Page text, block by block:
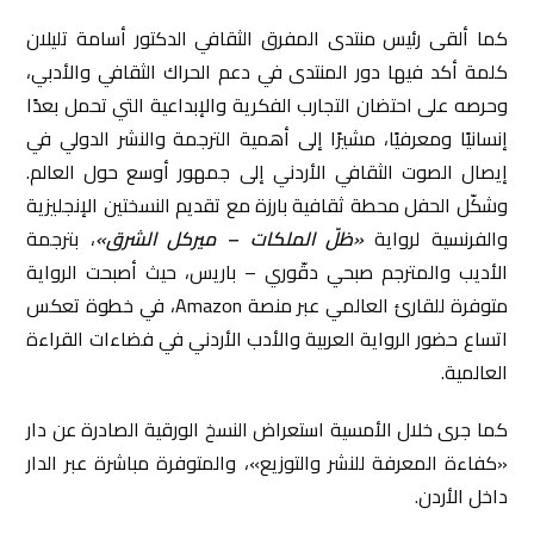
كما ألقى رئيس منتدى المفرق الثقافي الدكتور أسامة تليلان
كلمة أكد فيها دور المنتدى في دعم الحراك الثقافي والأدبي،
وحرصه على احتضان التجارب الفكرية والإبداعية التي تحمل بعدًا
إنسانيًا ومعرفيًا، مشيرًا إلى أهمية الترجمة والنشر الدولي في
إيصال الصوت الثقافي الأردني إلى جمهور أوسع حول العالم.
وشكّل الحفل محطة ثقافية بارزة مع تقديم النسختين الإنجليزية
والفرنسية لرواية«ظلّ الملكات – ميركل الشرق»، بترجمة
الأديب والمترجم صبحي دقّوري – باريس، حيث أصبحت الرواية
متوفرة للقارئ العالمي عبر منصة Amazon، في خطوة تعكس
اتساع حضور الرواية العربية والأدب الأردني في فضاءات القراءة
العالمية.
كما جرى خلال الأمسية استعراض النسخ الورقية الصادرة عن دار
«كفاءة المعرفة للنشر والتوزيع»، والمتوفرة مباشرة عبر الدار
داخل الأردن.